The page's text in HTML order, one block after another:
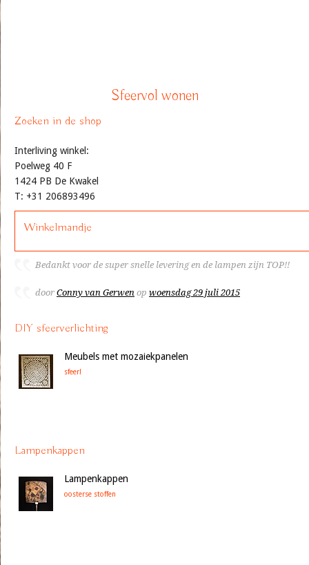
Sfeervol wonen
Zoeken in de shop
Interliving winkel:
Poelweg 40 F
1424 PB De Kwakel
T: +31 206893496
Winkelmandje
Bedankt voor de super snelle levering en de lampen zijn TOP!!
door Conny van Gerwen op woensdag 29 juli 2015
DIY sfeerverlichting
Meubels met mozaiekpanelen
sfeer!
Lampenkappen
Lampenkappen
oosterse stoffen